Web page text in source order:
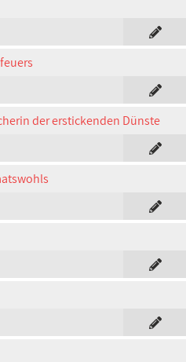
der erstickenden Dünste